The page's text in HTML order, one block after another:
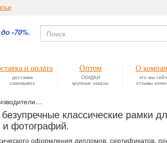
-70%.
и оплата
доставка
самовывоз
Оптом
СКИДКИ
крупные заказы
О
кто мы
отзывы
классические рамки
и фотографий.
оформления дипломов, сертификатов,